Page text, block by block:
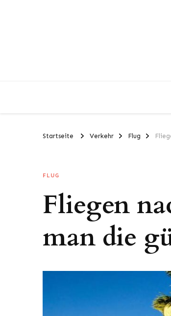
Startseite Verkehr Flug
FLUG
Fliegen
man die